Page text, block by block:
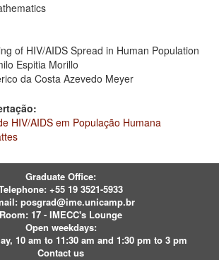
of HIV/AIDS Spread in Human Population
Espitia Morillo
da Costa Azevedo Meyer
HIV/AIDS em População Humana
Graduate Office:
+55 19 3521-5933
posgrad@ime.unicamp.br
Room: 17 - IMECC's Lounge
Open weekdays:
10 am to 11:30 am and 1:30 pm to 3 pm
Contact us